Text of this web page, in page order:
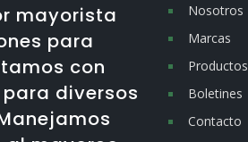
mayorista
para
con
diversos
Nosotros
Marcas
Productos
Boletines
Contacto